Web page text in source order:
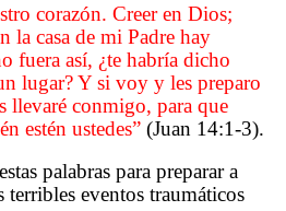
corazón. Creer en Dios;
la casa de mi Padre hay
fuera así, ¿te habría dicho
lugar? Y si voy y les preparo
llevaré conmigo, para que
estén ustedes” (Juan 14:1-3).
palabras para preparar a
terribles eventos traumáticos